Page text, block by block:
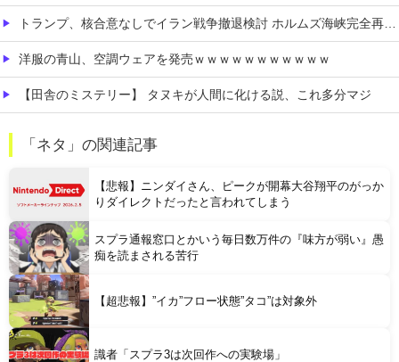
トランプ、核合意なしでイラン戦争撤退検討 ホルムズ海峡完全再開なら
洋服の青山、空調ウェアを発売ｗｗｗｗｗｗｗｗｗｗｗ
【田舎のミステリー】 タヌキが人間に化ける説、これ多分マジ
Powered by livedoor 相互RSS
「ネタ」の関連記事
【悲報】ニンダイさん、ピークが開幕大谷翔平のがっか
りダイレクトだったと言われてしまう
スプラ通報窓口とかいう毎日数万件の『味方が弱い』愚
痴を読まされる苦行
【超悲報】”イカ”フロー状態”タコ”は対象外
識者「スプラ3は次回作への実験場」